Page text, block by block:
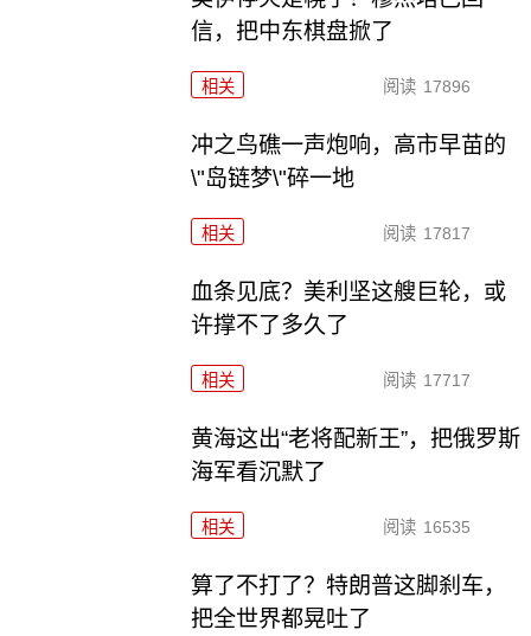
信，把中东棋盘掀了
相关 阅读 17896
冲之鸟礁一声炮响，高市早苗的
\"岛链梦\"碎一地
相关 阅读 17817
血条见底？美利坚这艘巨轮，或
许撑不了多久了
相关 阅读 17717
黄海这出“老将配新王”，把俄罗斯
海军看沉默了
相关 阅读 16535
算了不打了？特朗普这脚刹车，
把全世界都晃吐了